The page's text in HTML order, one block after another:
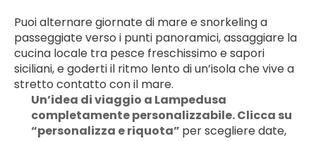
Puoi alternare giornate di mare e snorkeling a
passeggiate verso i punti panoramici, assaggiare la
cucina locale tra pesce freschissimo e sapori
siciliani, e goderti il ritmo lento di un’isola che vive a
stretto contatto con il mare.
Un’idea di viaggio a Lampedusa
completamente personalizzabile. Clicca su
“personalizza e riquota” per scegliere date,